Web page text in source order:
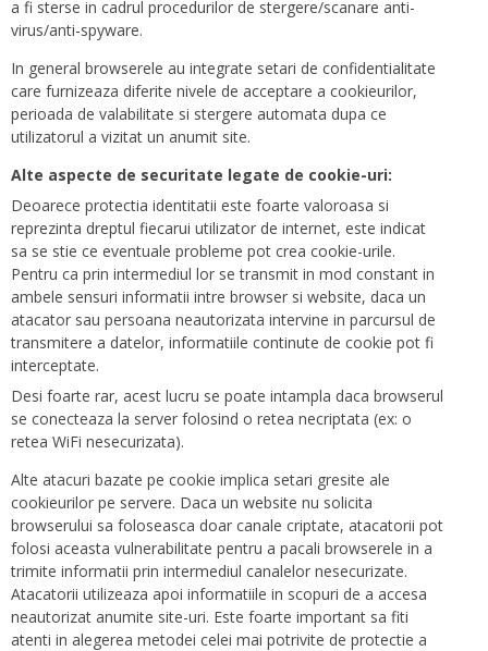
a fi sterse in cadrul procedurilor de stergere/scanare anti-
virus/anti-spyware.
In general browserele au integrate setari de confidentialitate
care furnizeaza diferite nivele de acceptare a cookieurilor,
perioada de valabilitate si stergere automata dupa ce
utilizatorul a vizitat un anumit site.
Alte aspecte de securitate legate de cookie-uri:
Deoarece protectia identitatii este foarte valoroasa si
reprezinta dreptul fiecarui utilizator de internet, este indicat
sa se stie ce eventuale probleme pot crea cookie-urile.
Pentru ca prin intermediul lor se transmit in mod constant in
ambele sensuri informatii intre browser si website, daca un
atacator sau persoana neautorizata intervine in parcursul de
transmitere a datelor, informatiile continute de cookie pot fi
interceptate.
Desi foarte rar, acest lucru se poate intampla daca browserul
se conecteaza la server folosind o retea necriptata (ex: o
retea WiFi nesecurizata).
Alte atacuri bazate pe cookie implica setari gresite ale
cookieurilor pe servere. Daca un website nu solicita
browserului sa foloseasca doar canale criptate, atacatorii pot
folosi aceasta vulnerabilitate pentru a pacali browserele in a
trimite informatii prin intermediul canalelor nesecurizate.
Atacatorii utilizeaza apoi informatiile in scopuri de a accesa
neautorizat anumite site-uri. Este foarte important sa fiti
atenti in alegerea metodei celei mai potrivite de protectie a